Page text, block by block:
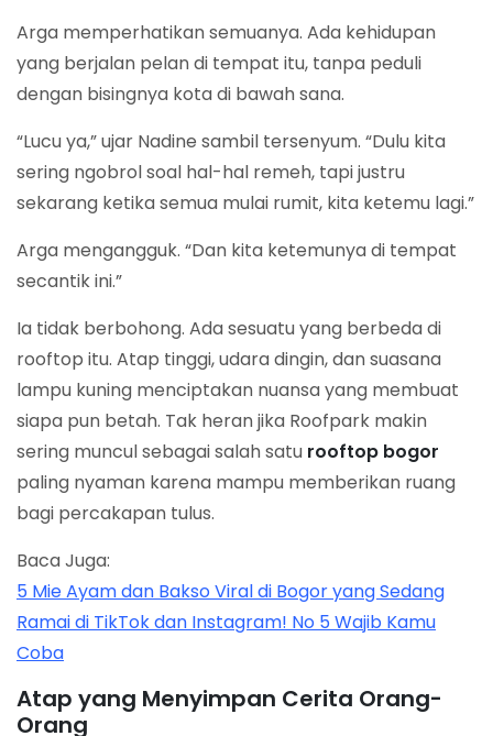
Arga memperhatikan semuanya. Ada kehidupan
yang berjalan pelan di tempat itu, tanpa peduli
dengan bisingnya kota di bawah sana.
“Lucu ya,” ujar Nadine sambil tersenyum. “Dulu kita
sering ngobrol soal hal-hal remeh, tapi justru
sekarang ketika semua mulai rumit, kita ketemu lagi.”
Arga mengangguk. “Dan kita ketemunya di tempat
secantik ini.”
Ia tidak berbohong. Ada sesuatu yang berbeda di
rooftop itu. Atap tinggi, udara dingin, dan suasana
lampu kuning menciptakan nuansa yang membuat
siapa pun betah. Tak heran jika Roofpark makin
sering muncul sebagai salah satu rooftop bogor
paling nyaman karena mampu memberikan ruang
bagi percakapan tulus.
Baca Juga:
5 Mie Ayam dan Bakso Viral di Bogor yang Sedang
Ramai di TikTok dan Instagram! No 5 Wajib Kamu
Coba
Atap yang Menyimpan Cerita Orang-
Orang